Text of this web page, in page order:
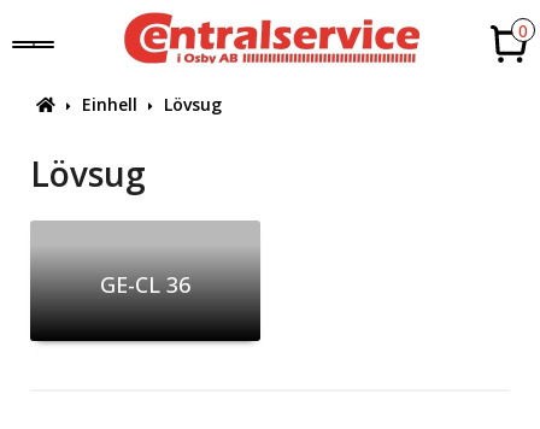
0
Einhell Lövsug
Lövsug
GE-CL 36